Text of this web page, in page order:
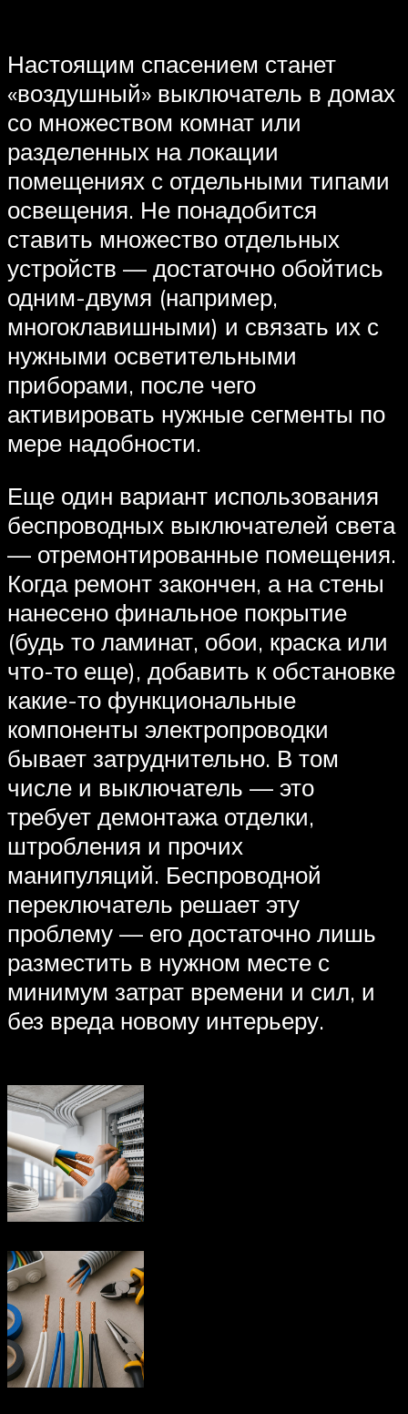
Настоящим спасением станет
«воздушный» выключатель в домах
со множеством комнат или
разделенных на локации
помещениях с отдельными типами
освещения. Не понадобится
ставить множество отдельных
устройств — достаточно обойтись
одним-двумя (например,
многоклавишными) и связать их с
нужными осветительными
приборами, после чего
активировать нужные сегменты по
мере надобности.
Еще один вариант использования
беспроводных выключателей света
— отремонтированные помещения.
Когда ремонт закончен, а на стены
нанесено финальное покрытие
(будь то ламинат, обои, краска или
что-то еще), добавить к обстановке
какие-то функциональные
компоненты электропроводки
бывает затруднительно. В том
числе и выключатель — это
требует демонтажа отделки,
штробления и прочих
манипуляций. Беспроводной
переключатель решает эту
проблему — его достаточно лишь
разместить в нужном месте с
минимум затрат времени и сил, и
без вреда новому интерьеру.